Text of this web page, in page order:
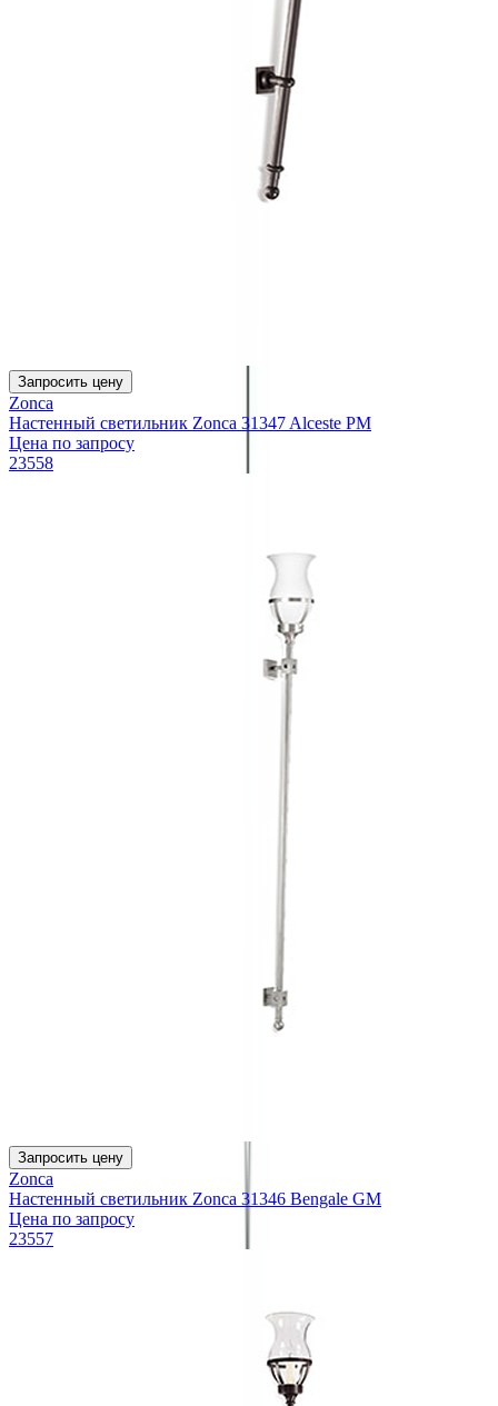
Запросить цену
Zonca
Настенный светильник Zonca 31347 Alceste PM
Цена по запросу
23558
Запросить цену
Zonca
Настенный светильник Zonca 31346 Bengale GM
Цена по запросу
23557